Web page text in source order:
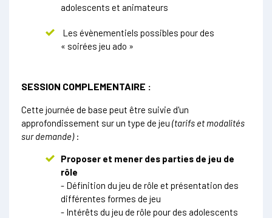
adolescents et animateurs
Les évènementiels possibles pour des
« soirées jeu ado »
SESSION COMPLEMENTAIRE :
Cette journée de base peut être suivie d'un
approfondissement sur un type de jeu (tarifs et modalités
sur demande):
Proposer et mener des parties de jeu de
rôle
- Définition du jeu de rôle et présentation des
différentes formes de jeu
- Intérêts du jeu de rôle pour des adolescents